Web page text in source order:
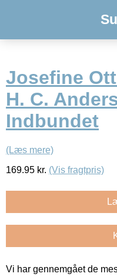
Josefine
H. C.
Indbundet
(Læs mere)
169.95 kr. (Vis fragtpris)
Vi har gennemgået de